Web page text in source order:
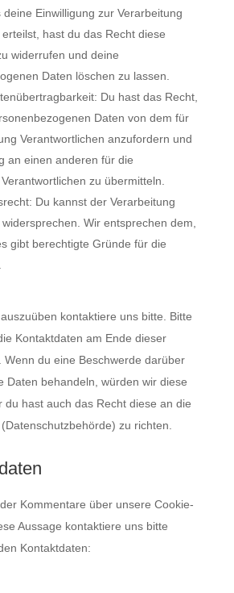
Einwilligung zur Verarbeitung
hast du das Recht diese
widerrufen und deine
Daten löschen zu lassen.
Du hast das Recht,
Daten von dem für
Verantwortlichen anzufordern und
an einen anderen für die
zu übermitteln.
Du kannst der Verarbeitung
Wir entsprechen dem,
gibt berechtigte Gründe für die
kontaktiere uns bitte. Bitte
Kontaktdaten am Ende dieser
Wenn du eine Beschwerde darüber
Daten behandeln, würden wir diese
du hast auch das Recht diese an die
zu richten.
Kommentare über unsere Cookie-
Aussage kontaktiere uns bitte
Kontaktdaten: